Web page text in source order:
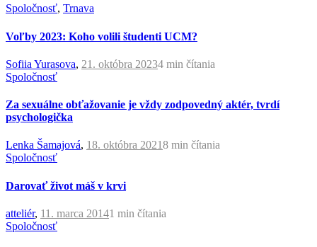
Spoločnosť, Trnava
Voľby 2023: Koho volili študenti UCM?
Sofiia Yurasova, 21. októbra 20234 min čítania
Spoločnosť
Za sexuálne obťažovanie je vždy zodpovedný aktér, tvrdí
psychologička
Lenka Šamajová, 18. októbra 20218 min čítania
Spoločnosť
Darovať život máš v krvi
atteliér, 11. marca 20141 min čítania
Spoločnosť